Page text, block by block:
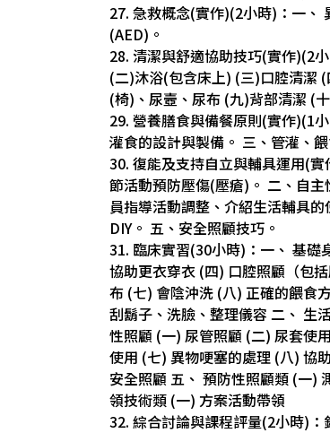
27. 急救概念(實作)(2小時)：一、
(AED)。
28. 清潔與舒適協助技巧(實作)(2
(二)沐浴(包含床上) (三)口腔清潔
(椅)、尿壼、尿布 (九)背部清潔 (
29. 營養膳食與備餐原則(實作)(1
灌食的設計與製備。 三、管灌、
30. 復能及支持自立與輔具運用(
節活動預防壓傷(壓瘡)。 二、自
員指導活動調整、介紹生活輔具
DIY。 五、安全照顧技巧。
31. 臨床實習(30小時)：一、 基礎
協助更衣穿衣 (四) 口腔照顧（包
布 (七) 會陰沖洗 (八) 正確的餵食
刮鬍子、洗臉、整理儀容 二、 生
性照顧 (一) 尿管照顧 (二) 尿套使
使用 (七) 異物哽塞的處理 (八) 協
安全照顧 五、 預防性照顧類 (一)
領技術類 (一) 方案活動帶領
32. 綜合討論與課程評量(2小時)：